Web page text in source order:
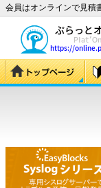
会員はオンラインで見積